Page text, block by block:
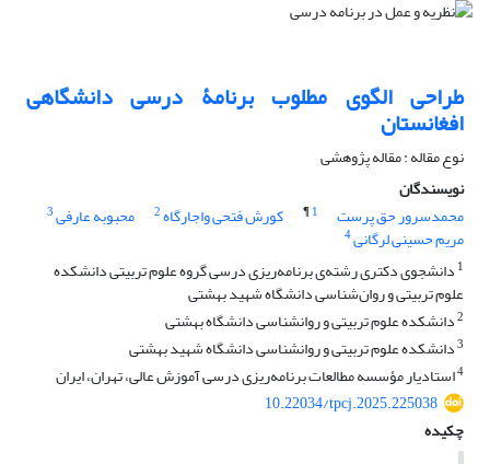
طراحی الگوی مطلوب برنامۀ درسی دانشگاهی
افغانستان
نوع مقاله : مقاله پژوهشی
نویسندگان
محمدسرور حق پرست
1
¶ کورش فتحی واجارگاه2 محبوبه عارفی3
مریم حسینی لرگانی4
1 دانشجوی دکتری رشته‌ی برنامه‌ریزی درسی گروه علوم تربیتی دانشکده
علوم تربیتی و روان‌شناسی دانشگاه شهید بهشتی
2دانشکده علوم تربیتی و روانشناسی دانشگاه بهشتی
3دانشکده علوم تربیتی و روانشناسی دانشگاه شهید بهشتی
4استادیار مؤسسه مطالعات برنامه‌ریزی درسی آموزش عالی، تهران، ایران
10.22034/tpcj.2025.225038
چکیده